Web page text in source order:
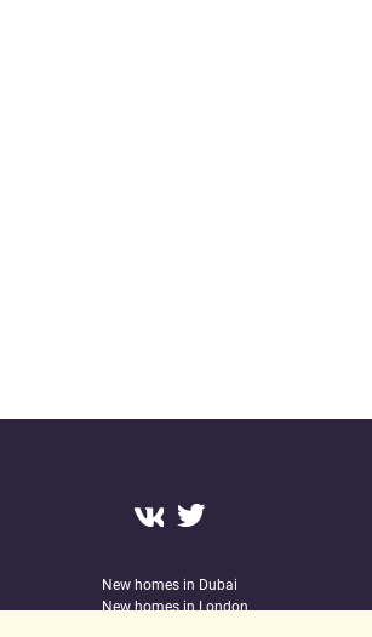
New homes in Dubai
New homes in London